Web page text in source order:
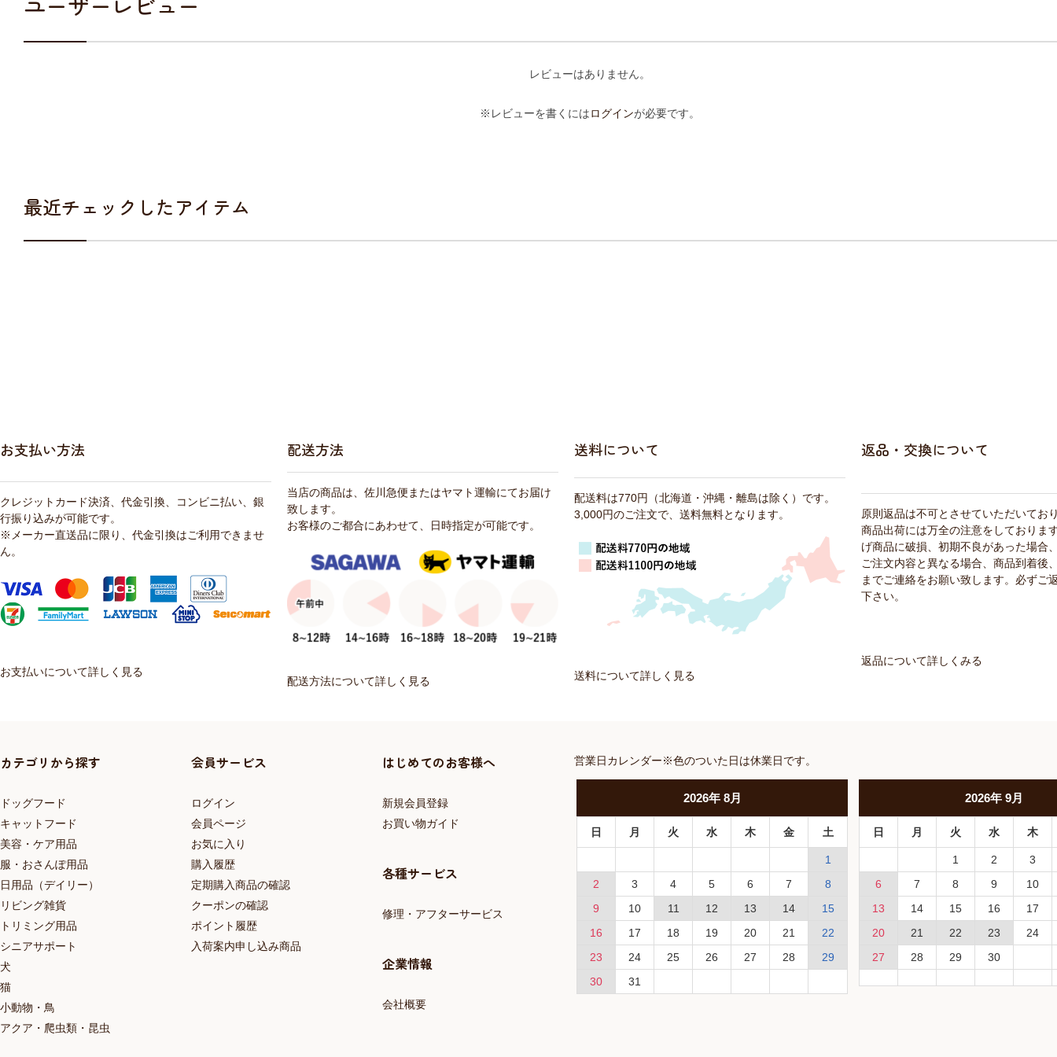
レビューはありません。
※レビューを書くにはログインが必要です。
最近チェックしたアイテム
お支払い方法
クレジットカード決済、代金引換、コンビニ払い、銀
行振り込みが可能です。
※メーカー直送品に限り、代金引換はご利用できませ
ん。
お支払いについて詳しく見る
配送方法
当店の商品は、佐川急便またはヤマト運輸にてお届け
致します。
お客様のご都合にあわせて、日時指定が可能です。
配送方法について詳しく見る
送料について
配送料は770円（北海道・沖縄・離島は除く）です。
3,000円のご注文で、送料無料となります。
送料について詳しく見る
返品・交換について
原則返品は不可とさせていただいてお
商品出荷には万全の注意をしておりま
げ商品に破損、初期不良があった場合
ご注文内容と異なる場合、商品到着後
までご連絡をお願い致します。必ずご
下さい。
返品について詳しくみる
カテゴリから探す
ドッグフード
キャットフード
美容・ケア用品
服・おさんぽ用品
日用品（デイリー）
リビング雑貨
トリミング用品
シニアサポート
犬
猫
小動物・鳥
アクア・爬虫類・昆虫
会員サービス
ログイン
会員ページ
お気に入り
購入履歴
定期購入商品の確認
クーポンの確認
ポイント履歴
入荷案内申し込み商品
はじめてのお客様へ
新規会員登録
お買い物ガイド
各種サービス
修理・アフターサービス
企業情報
会社概要
営業日カレンダー※色のついた日は休業日です。
2026年 8月
日 月 火 水 木 金 土
1
2
3 4 5 6 7
8
9
10 11 12 13 14
15
16
17 18 19 20 21
22
23
24 25 26 27 28
29
30
31
2026年9月
日 月 火 水 木
1 2
3
6
7 8 9
10
13
14 15 16
17
20
21 22 23
24
27
28 29 30